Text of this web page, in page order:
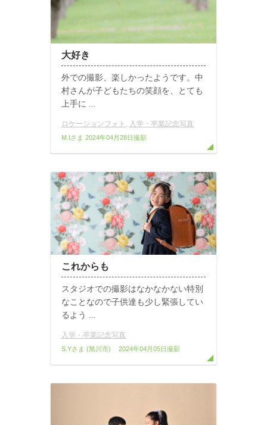
大好き
外での撮影、楽しかったようです。中
村さんが子どもたちの笑顔を、とても
上手に ...
ロケーションフォト , 入学・卒業記念写真
M.Iさま 2024年04月28日撮影
これからも
スタジオでの撮影はなかなかない特別
なことなので子供達も少し緊張してい
るよう ...
入学・卒業記念写真
S.Yさま (旭川市) 2024年04月05日撮影